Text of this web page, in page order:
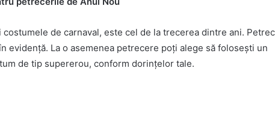
de carnaval, este cel de la trecerea dintre ani.
evidențӑ. La o asemenea petrecere poți alege sӑ folosești un
de tip supererou, conform dorințelor tale.